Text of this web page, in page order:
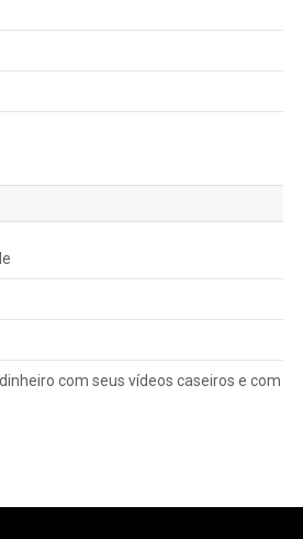
com seus vídeos caseiros e com